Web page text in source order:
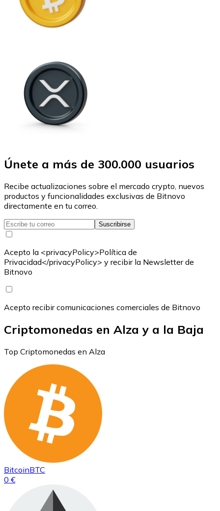
Únete a más de 300.000 usuarios
Recibe actualizaciones sobre el mercado crypto, nuevos
productos y funcionalidades exclusivas de Bitnovo
directamente en tu correo.
Suscribirse
Acepto la <privacyPolicy>Política de
Privacidad</privacyPolicy> y recibir la Newsletter de
Bitnovo
Acepto recibir comunicaciones comerciales de Bitnovo
Criptomonedas en Alza y a la Baja
Top Criptomonedas en Alza
BitcoinBTC
0 €